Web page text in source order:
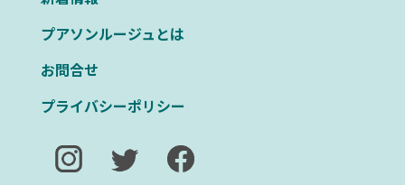
プアソンルージュとは
お問合せ
プライバシーポリシー